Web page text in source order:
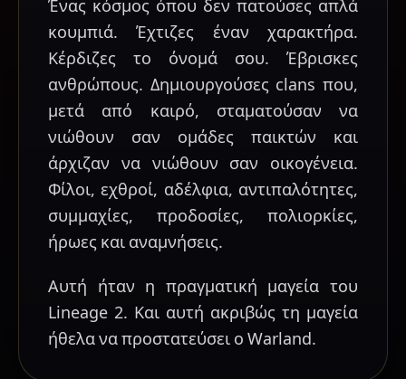
Ένας κόσμος όπου δεν πατούσες απλά
κουμπιά. Έχτιζες έναν χαρακτήρα.
Κέρδιζες το όνομά σου. Έβρισκες
ανθρώπους. Δημιουργούσες clans που,
μετά από καιρό, σταματούσαν να
νιώθουν σαν ομάδες παικτών και
άρχιζαν να νιώθουν σαν οικογένεια.
Φίλοι, εχθροί, αδέλφια, αντιπαλότητες,
συμμαχίες, προδοσίες, πολιορκίες,
ήρωες και αναμνήσεις.
Αυτή ήταν η πραγματική μαγεία του
Lineage 2. Και αυτή ακριβώς τη μαγεία
ήθελα να προστατεύσει ο Warland.